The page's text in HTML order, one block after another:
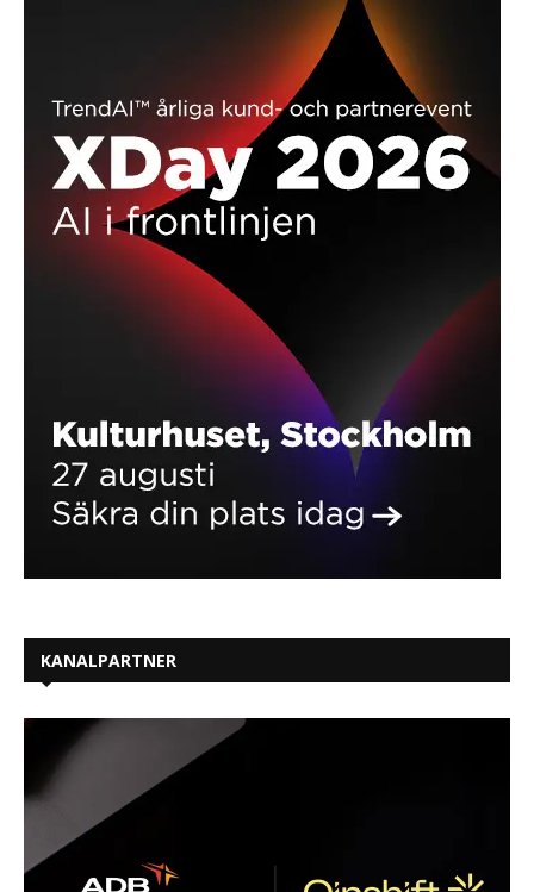
KANALPARTNER